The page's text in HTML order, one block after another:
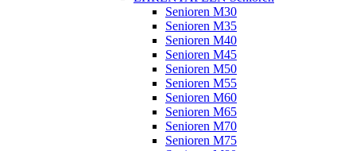
Senioren M30
Senioren M35
Senioren M40
Senioren M45
Senioren M50
Senioren M55
Senioren M60
Senioren M65
Senioren M70
Senioren M75